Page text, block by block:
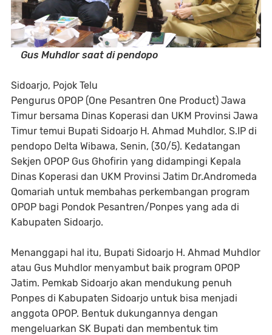
Gus Muhdlor saat di pendopo
Sidoarjo, Pojok Telu
Pengurus OPOP (One Pesantren One Product) Jawa
Timur bersama Dinas Koperasi dan UKM Provinsi Jawa
Timur temui Bupati Sidoarjo H. Ahmad Muhdlor, S.IP di
pendopo Delta Wibawa, Senin, (30/5). Kedatangan
Sekjen OPOP Gus Ghofirin yang didampingi Kepala
Dinas Koperasi dan UKM Provinsi Jatim Dr.Andromeda
Qomariah untuk membahas perkembangan program
OPOP bagi Pondok Pesantren/Ponpes yang ada di
Kabupaten Sidoarjo.
Menanggapi hal itu, Bupati Sidoarjo H. Ahmad Muhdlor
atau Gus Muhdlor menyambut baik program OPOP
Jatim. Pemkab Sidoarjo akan mendukung penuh
Ponpes di Kabupaten Sidoarjo untuk bisa menjadi
anggota OPOP. Bentuk dukungannya dengan
mengeluarkan SK Bupati dan membentuk tim